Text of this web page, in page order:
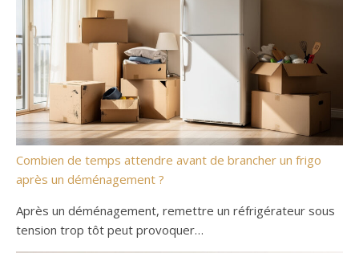
Combien de temps attendre avant de brancher un frigo
après un déménagement ?
Après un déménagement, remettre un réfrigérateur sous
tension trop tôt peut provoquer…